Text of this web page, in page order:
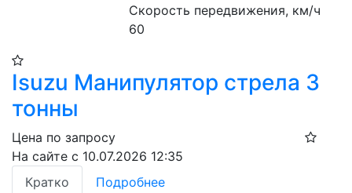
Скорость передвижения, км/ч
60
Isuzu Манипулятор стрела 3
тонны
Цена по запросу
На сайте с 10.07.2026 12:35
Кратко
Подробнее